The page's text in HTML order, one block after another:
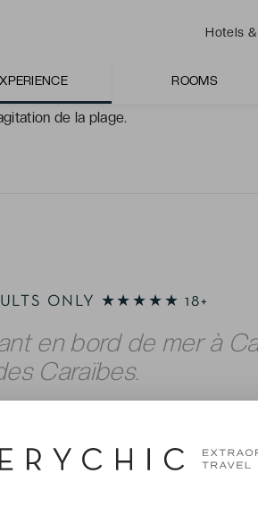
Hotels
ROOMS
du Royal Solaris voisin : piscines
de la plage.
ONLY ★★★★★ 18+
en bord de mer à
Caraïbes.
de VeryChic
langue de terre étroite nichée
de caractères radicalement
aperçoit parfois depuis la même